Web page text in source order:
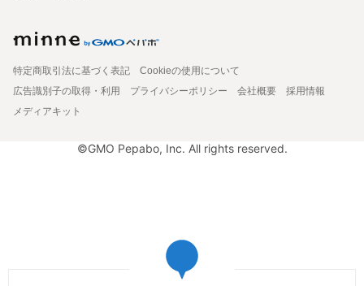
特定商取引法に基づく表記
Cookieの使用について
広告識別子の取得・利用
プライバシーポリシー 会社概要
採用情報
メディアキット
©GMO Pepabo, Inc. All rights reserved.